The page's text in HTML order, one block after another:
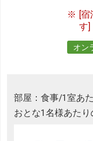
[
す]
オン
部屋：食事/1室あ
おとな1名様あたり